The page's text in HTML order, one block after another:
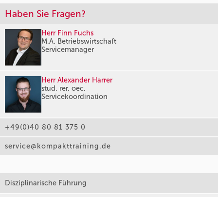
Haben Sie Fragen?
Herr Finn Fuchs
M.A. Betriebswirtschaft
Servicemanager
Herr Alexander Harrer
stud. rer. oec.
Servicekoordination
+49(0)40 80 81 375 0
service@kompakttraining.de
Disziplinarische Führung